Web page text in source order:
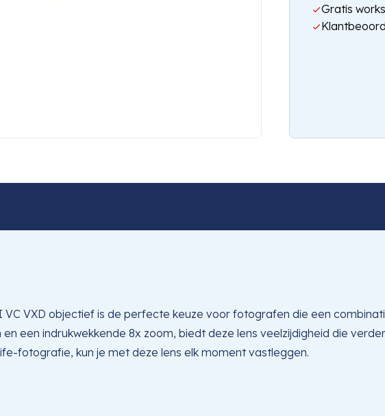
Gratis
VXD objectief is de perfecte keuze voor fotografen die een
een indrukwekkende 8x zoom, biedt deze lens veelzijdigheid die
fotografie, kun je met deze lens elk moment vastleggen.